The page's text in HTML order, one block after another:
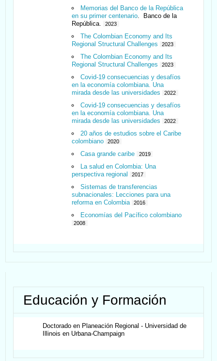
Memorias del Banco de la República
en su primer centenario. Banco de la
República.
2023
The Colombian Economy and Its
Regional Structural Challenges
2023
The Colombian Economy and Its
Regional Structural Challenges
2023
Covid-19 consecuencias y desafíos
en la economía colombiana. Una
mirada desde las universidades
2022
Covid-19 consecuencias y desafíos
en la economía colombiana. Una
mirada desde las universidades
2022
20 años de estudios sobre el Caribe
colombiano
2020
Casa grande caribe 2019
La salud en Colombia: Una
perspectiva regional
2017
Sistemas de transferencias
subnacionales: Lecciones para una
reforma en Colombia
2016
Economías del Pacífico colombiano
2008
Educación y Formación
Doctorado en Planeación Regional - Universidad de
Illinois en Urbana-Champaign